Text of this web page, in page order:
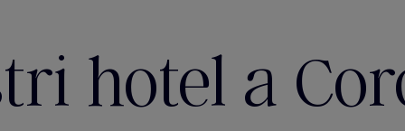
hotel a